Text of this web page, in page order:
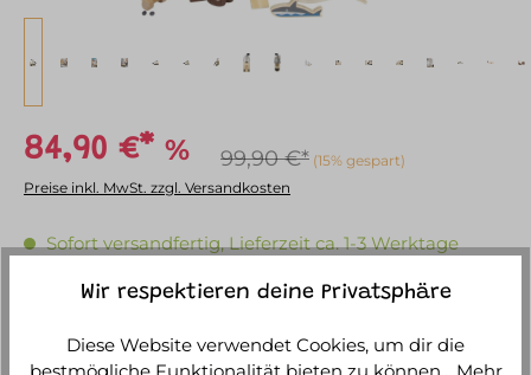
84,90 €* % 99,90 €* (15% gespart)
Preise inkl. MwSt. zzgl. Versandkosten
Sofort versandfertig, Lieferzeit ca. 1-3 Werktage
IN DEN WARENKORB
Wir respektieren deine Privatsphäre
Diese Website verwendet Cookies, um dir die